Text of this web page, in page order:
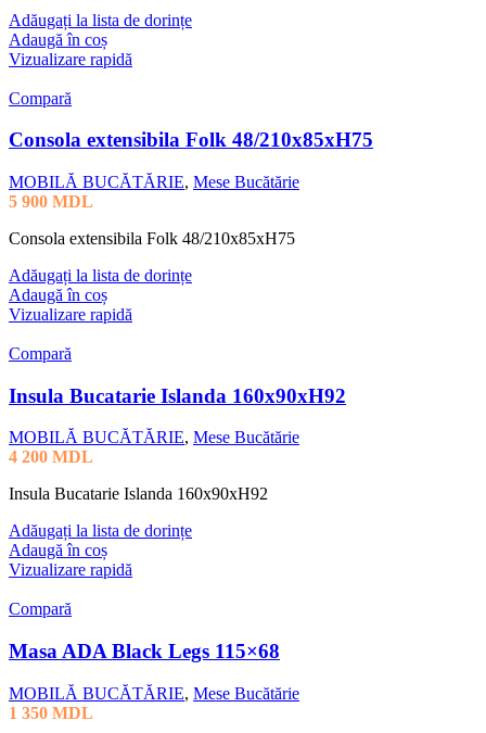
Adăugați la lista de dorințe
Adaugă în coș
Vizualizare rapidă
Compară
Consola extensibila Folk 48/210x85xH75
MOBILĂ BUCĂTĂRIE, Mese Bucătărie
5 900 MDL
Consola extensibila Folk 48/210x85xH75
Adăugați la lista de dorințe
Adaugă în coș
Vizualizare rapidă
Compară
Insula Bucatarie Islanda 160x90xH92
MOBILĂ BUCĂTĂRIE, Mese Bucătărie
4 200 MDL
Insula Bucatarie Islanda 160x90xH92
Adăugați la lista de dorințe
Adaugă în coș
Vizualizare rapidă
Compară
Masa ADA Black Legs 115×68
MOBILĂ BUCĂTĂRIE, Mese Bucătărie
1 350 MDL